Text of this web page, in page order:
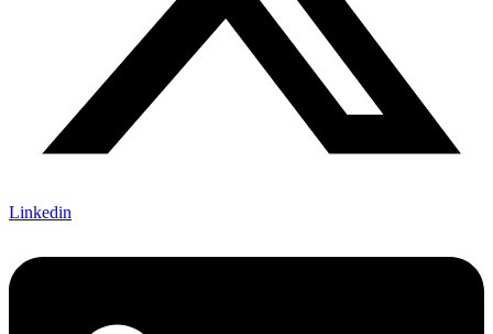
Linkedin